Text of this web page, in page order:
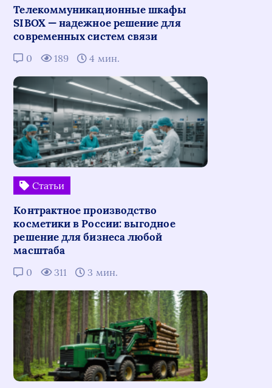
Телекоммуникационные шкафы
SIBOX — надежное решение для
современных систем связи
0 189 4 мин.
Статьи
Контрактное производство
косметики в России: выгодное
решение для бизнеса любой
масштаба
0 311 3 мин.